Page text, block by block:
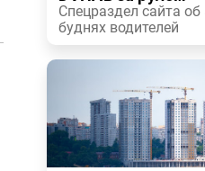
Спецраздел сайта
буднях водителей